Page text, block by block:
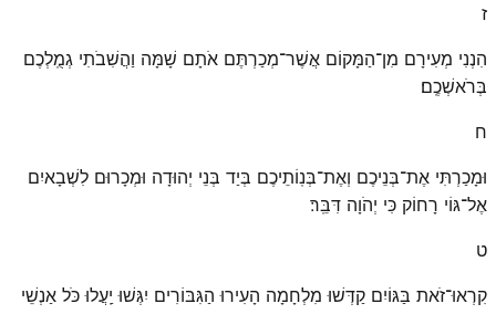
ז
הִנְנִי מְעִירָם מִן־הַמָּקוֹם אֲשֶׁר־מְכַרְתֶּם אֹתָם שָׁמָּה וַהֲשִׁבֹתִי גְמֻֽלְכֶם
בְּרֹאשְׁכֶֽם׃
ח
וּמָכַרְתִּי אֶת־בְּנֵיכֶם וְאֶת־בְּנֽוֹתֵיכֶם בְּיַד בְּנֵי יְהוּדָה וּמְכָרוּם לִשְׁבָאיִם
אֶל־גּוֹי רָחוֹק כִּי יְהֹוָה דִּבֵּֽר׃
ט
קִרְאוּ־זֹאת בַּגּוֹיִם קַדְּשׁוּ מִלְחָמָה הָעִירוּ הַגִּבּוֹרִים יִגְּשׁוּ יַֽעֲלוּ כֹּל אַנְשֵׁי